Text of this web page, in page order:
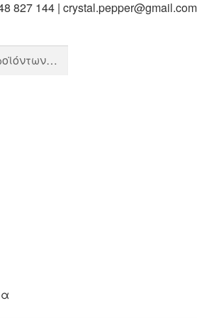
144 | crystal.pepper@gmail.com